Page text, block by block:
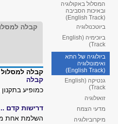
המסלול באקולוגיה
ובאיכות הסביבה
(English Track)
ביוטכנולוגיה
ביוכימיה (English
Track)
ביולוגיה של התא
ואימונולוגיה
(English Track)
גנטיקה (English
Track)
זואולוגיה
מדעי הצמח
מיקרוביולוגיה
קבלה
קבלה למסלול
קבלה
כמופיע
דרישות קדם ..
השלמת אחת